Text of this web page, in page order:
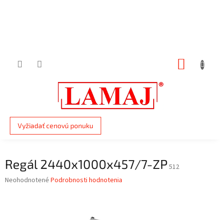
Vyžiadať cenovú ponuku
Regál 2440x1000x457/7-ZP512
Priemerné
Neohodnotené Podrobnosti hodnotenia